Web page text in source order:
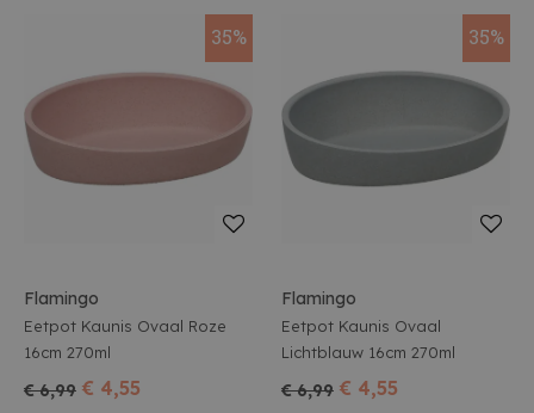
35%
Flamingo
Eetpot Kaunis Ovaal Roze
16cm 270ml
€ 6,99 € 4,55
35%
Flamingo
Eetpot Kaunis Ovaal
Lichtblauw 16cm 270ml
€ 6,99 € 4,55